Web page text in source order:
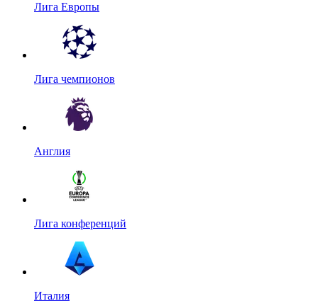
Лига Европы
Лига чемпионов
Англия
Лига конференций
Италия